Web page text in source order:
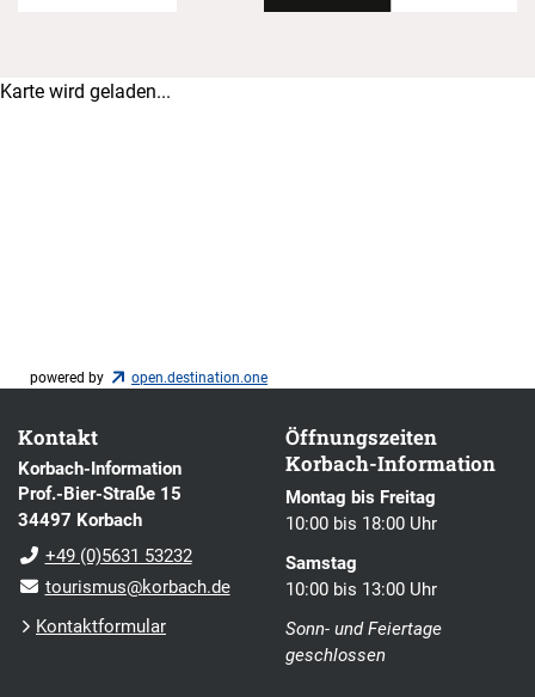
Karte wird geladen...
powered by open.destination.one
Kontakt
Korbach-Information
Prof.-Bier-Straße 15
34497 Korbach
+49 (0)5631 53232
tourismus@korbach.de
Kontaktformular
Öffnungszeiten
Korbach-Information
Montag bis Freitag
10:00 bis 18:00 Uhr
Samstag
10:00 bis 13:00 Uhr
Sonn- und Feiertage
geschlossen